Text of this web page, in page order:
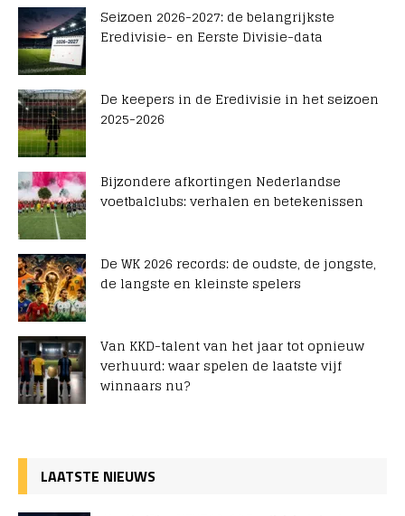
Seizoen 2026-2027: de belangrijkste
Eredivisie- en Eerste Divisie-data
De keepers in de Eredivisie in het seizoen
2025-2026
Bijzondere afkortingen Nederlandse
voetbalclubs: verhalen en betekenissen
De WK 2026 records: de oudste, de jongste,
de langste en kleinste spelers
Van KKD-talent van het jaar tot opnieuw
verhuurd: waar spelen de laatste vijf
winnaars nu?
LAATSTE NIEUWS